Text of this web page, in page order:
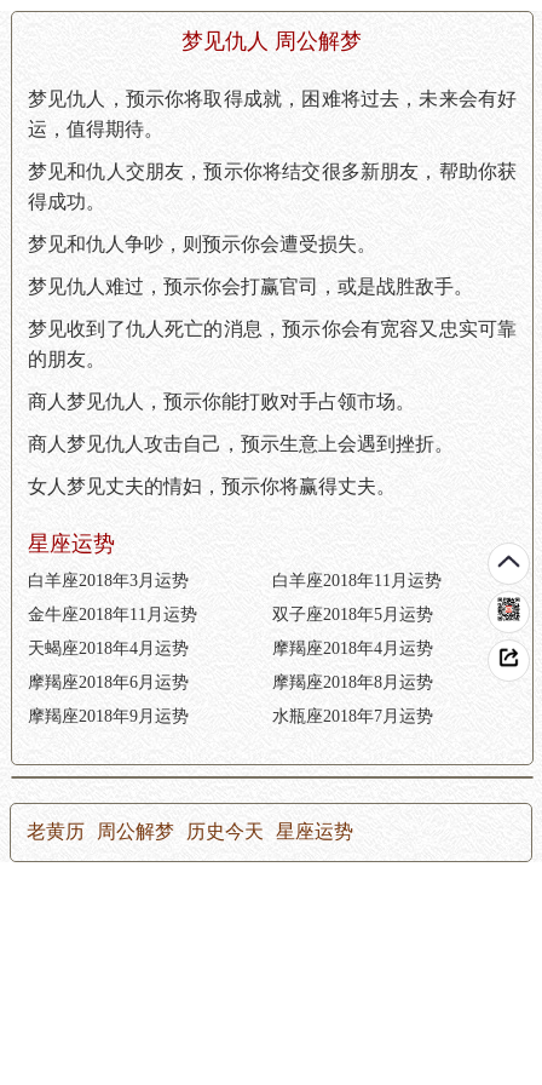
梦见仇人 周公解梦
梦见仇人，预示你将取得成就，困难将过去，未来会有好
运，值得期待。
梦见和仇人交朋友，预示你将结交很多新朋友，帮助你获
得成功。
梦见和仇人争吵，则预示你会遭受损失。
梦见仇人难过，预示你会打赢官司，或是战胜敌手。
梦见收到了仇人死亡的消息，预示你会有宽容又忠实可靠
的朋友。
商人梦见仇人，预示你能打败对手占领市场。
商人梦见仇人攻击自己，预示生意上会遇到挫折。
女人梦见丈夫的情妇，预示你将赢得丈夫。
星座运势
白羊座2018年3月运势
白羊座2018年11月运势
金牛座2018年11月运势
双子座2018年5月运势
天蝎座2018年4月运势
摩羯座2018年4月运势
摩羯座2018年6月运势
摩羯座2018年8月运势
摩羯座2018年9月运势
水瓶座2018年7月运势
老黄历 周公解梦 历史今天 星座运势